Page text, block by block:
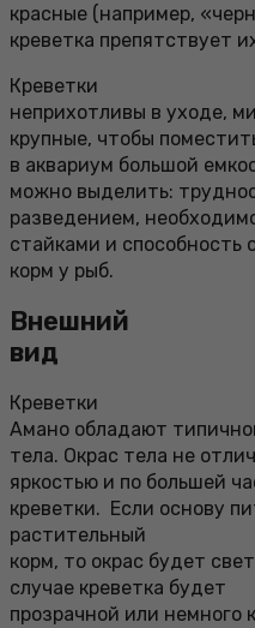
красные (например,
креветка препятствует
Креветки
неприхотливы в уходе,
крупные, чтобы
в аквариум большой
можно выделить:
разведением,
стайками и способность
корм у рыб.
Внешний
вид
Креветки
Амано обладают
тела. Окрас тела не
яркостью и по большей
креветки. Если основу
растительный
корм, то окрас будет
случае креветка будет
прозрачной или немного